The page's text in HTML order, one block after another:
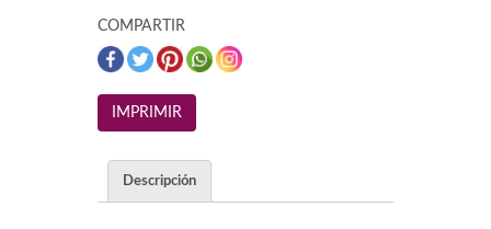
COMPARTIR
Descripción